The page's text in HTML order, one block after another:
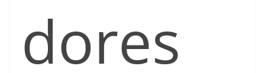
dores